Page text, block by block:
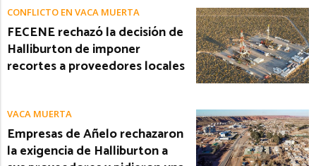
CONFLICTO EN VACA MUERTA
FECENE rechazó la decisión de
Halliburton de imponer
recortes a proveedores locales
VACA MUERTA
Empresas de Añelo rechazaron
la exigencia de Halliburton a